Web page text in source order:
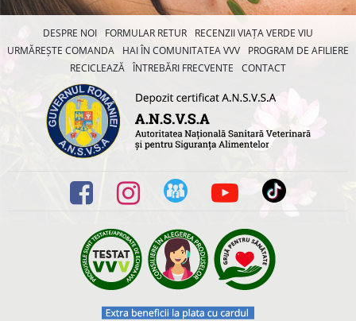
DESPRE NOI FORMULAR RETUR
RECENZII VIAȚA VERDE VIU
URMĂREȘTE COMANDA
HAI ÎN COMUNITATEA VVV
PROGRAM DE AFILIERE
RECICLEAZĂ ÎNTREBĂRI FRECVENTE CONTACT